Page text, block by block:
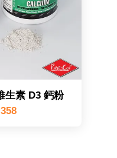
生素 D3 鈣粉